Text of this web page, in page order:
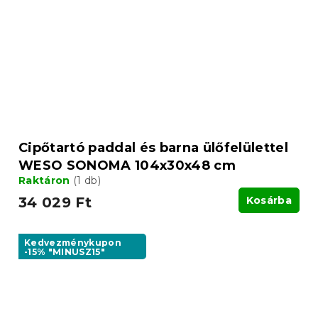
Cipőtartó paddal és barna ülőfelülettel
WESO SONOMA 104x30x48 cm
Raktáron (1 db)
34 029 Ft Kosárba
Kedvezménykupon
-15% "MINUSZ15"